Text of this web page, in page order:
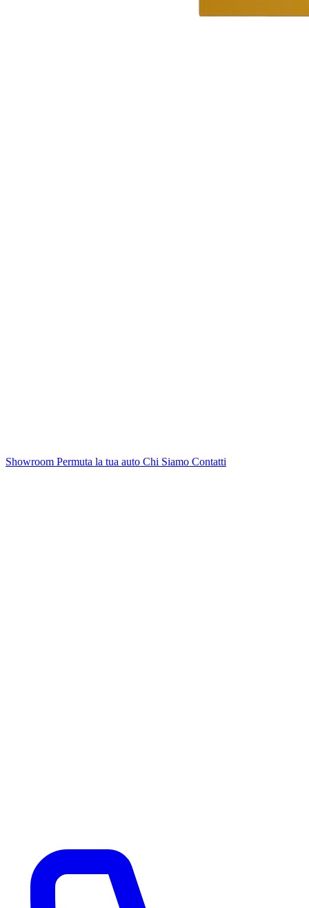
Showroom Permuta la tua auto Chi Siamo Contatti